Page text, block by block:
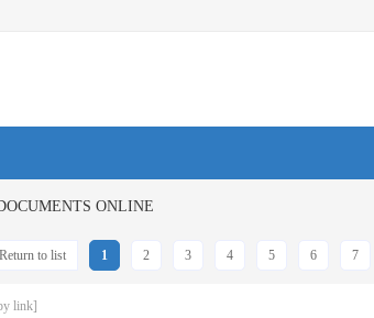
ONLINE
1 2 3 4 5 6 7
Return to list
link]